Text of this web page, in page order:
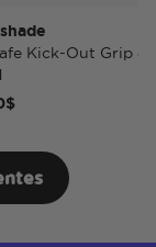
Kick-Out Grip &